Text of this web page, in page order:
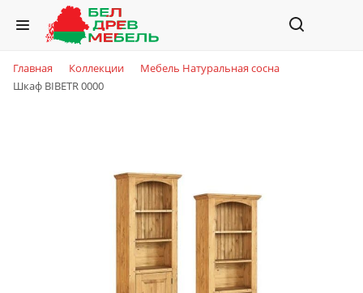
Главная Коллекции
Мебель Натуральная сосна
Шкаф BIBETR 0000